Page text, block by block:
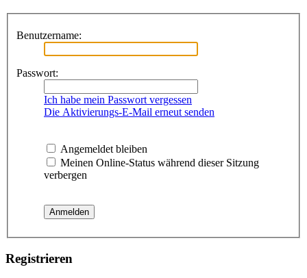
Benutzername:
Passwort:
Ich habe mein Passwort vergessen
Die Aktivierungs-E-Mail erneut senden
Angemeldet bleiben
Meinen Online-Status während dieser Sitzung
verbergen
Registrieren